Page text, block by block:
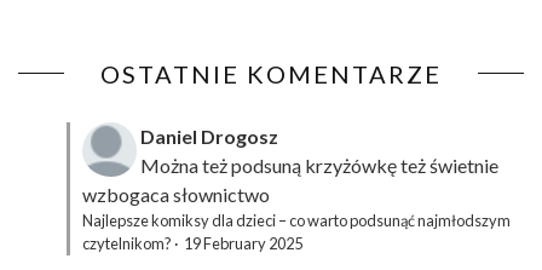
OSTATNIE KOMENTARZE
Daniel Drogosz
Można też podsuną krzyżówkęteż świetnie
wzbogaca słownictwo
Najlepsze komiksy dla dzieci – co warto podsunąć najmłodszym
czytelnikom? · 19 February 2025